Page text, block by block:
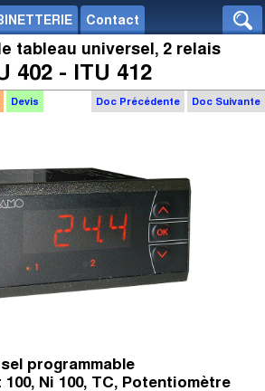
Contact
tableau universel, 2 relais
402 - ITU 412
Doc Précédente Doc Suivante
Devis
programmable
100, Ni 100, TC, Potentiomètre